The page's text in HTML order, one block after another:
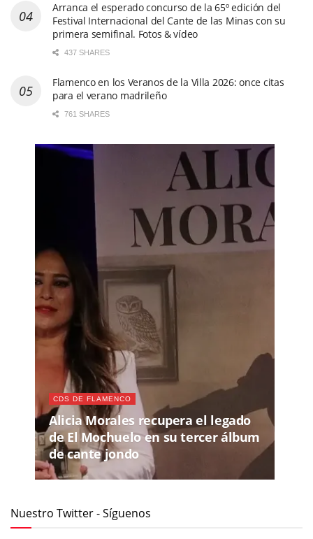
Arranca el esperado concurso de la 65º edición del
Festival Internacional del Cante de las Minas con su
primera semifinal. Fotos & vídeo
437 SHARES
Flamenco en los Veranos de la Villa 2026: once citas
para el verano madrileño
761 SHARES
CDS DE FLAMENCO
Alicia Morales recupera el legado
de El Mochuelo en su tercer álbum
de cante jondo
Nuestro Twitter - Síguenos